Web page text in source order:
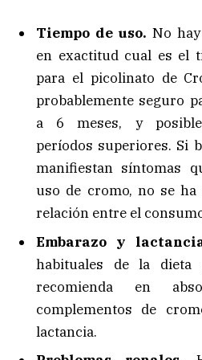
Tiempo de uso. No
en exactitud cual es el
para el picolinato de
probablemente seguro
a 6 meses, y
períodos superiores. Si
manifiestan síntomas
uso de cromo, no se
relación entre el
Embarazo y
habituales de la
recomienda en
complementos de
lactancia.